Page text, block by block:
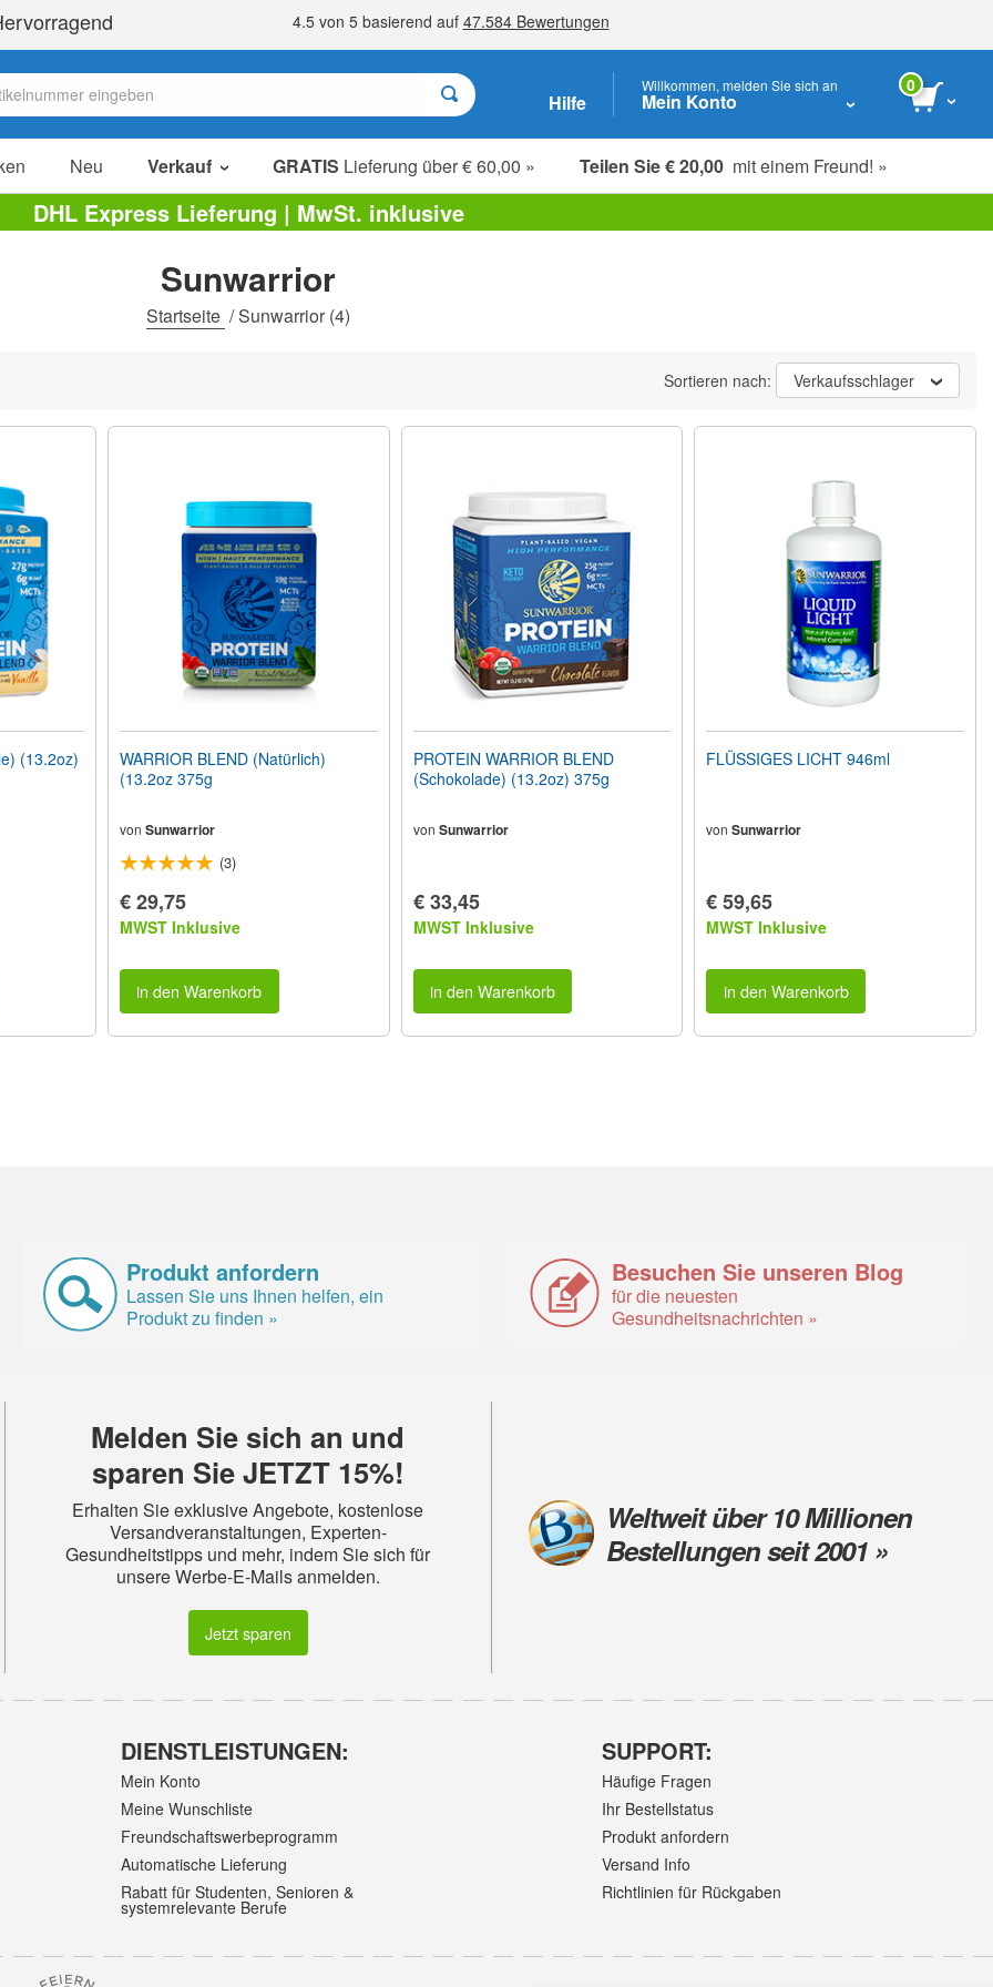
Hilfe
Willkommen, melden Sie sich an
Mein Konto
0
Neu Verkauf GRATIS Lieferung über € 60,00 » Teilen Sie € 20,00 mit einem Freund! »
Sale Artikel
Sparpakete
Ausverkauf
DHL Express Lieferung | MwSt. inklusive
Sunwarrior
Startseite /Sunwarrior (4)
Sortieren nach: Verkaufsschlager
(13.2oz)
WARRIOR BLEND (Natürlich)
(13.2oz 375g
von Sunwarrior
(3)
€ 29,75
MWST Inklusive
in den Warenkorb
PROTEIN WARRIOR BLEND
(Schokolade) (13.2oz) 375g
von Sunwarrior
€ 33,45
MWST Inklusive
in den Warenkorb
FLÜSSIGES LICHT 946ml
von Sunwarrior
€ 59,65
MWST Inklusive
in den Warenkorb
Produkt anfordern
Lassen Sie uns Ihnen helfen, ein
Produkt zu finden »
Besuchen Sie unseren Blog
für die neuesten
Gesundheitsnachrichten »
Melden Sie sich an und
sparen Sie JETZT 15%!
Erhalten Sie exklusive Angebote, kostenlose
Versandveranstaltungen, Experten-
Gesundheitstipps und mehr, indem Sie sich für
unsere Werbe-E-Mails anmelden.
Jetzt sparen
Weltweit über 10 Millionen
Bestellungen seit 2001 »
DIENSTLEISTUNGEN:
Mein Konto
Meine Wunschliste
Freundschaftswerbeprogramm
Automatische Lieferung
Rabatt für Studenten, Senioren &
systemrelevante Berufe
SUPPORT:
Häufige Fragen
Ihr Bestellstatus
Produkt anfordern
Versand Info
Richtlinien für Rückgaben